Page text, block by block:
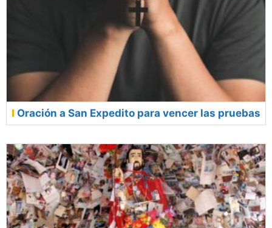
Oración a San Expedito para vencer las pruebas